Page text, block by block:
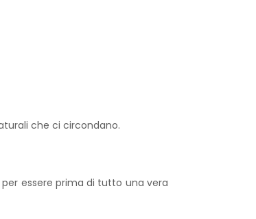
che ci circondano.
essere prima di tutto una vera